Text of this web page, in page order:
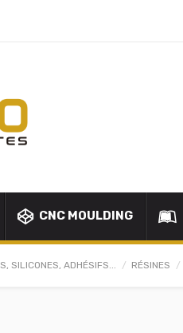
CNC MOULDING
SILICONES, ADHÉSIFS... RÉSINES